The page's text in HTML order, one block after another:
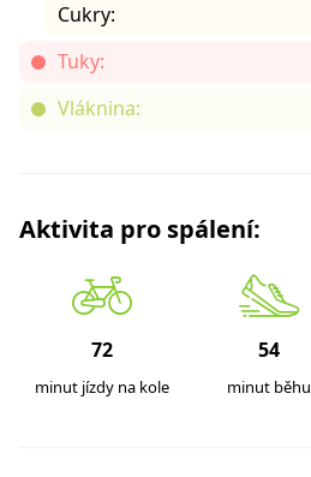
Cukry:
Tuky:
Vláknina:
Aktivita pro spálení:
72
minut jízdy na kole
54
minut běhu